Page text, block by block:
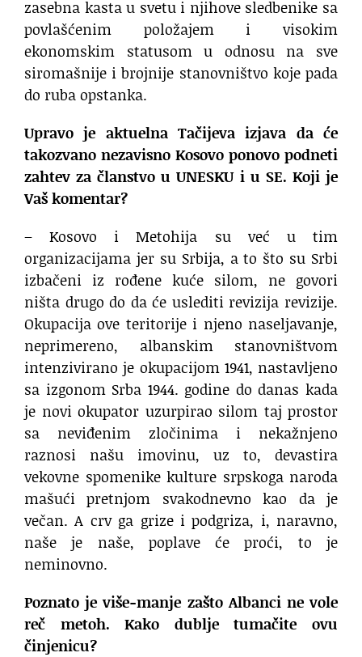
zasebna kasta u svetu i njihove sledbenike sa
povlašćenim položajem i visokim
ekonomskim statusom u odnosu na sve
siromašnije i brojnije stanovništvo koje pada
do ruba opstanka.
Upravo je aktuelna Tačijeva izjava da će
takozvano nezavisno Kosovo ponovo podneti
zahtev za članstvo u UNESKU i u SE. Koji je
Vaš komentar?
– Kosovo i Metohija su već u tim
organizacijama jer su Srbija, a to što su Srbi
izbačeni iz rođene kuće silom, ne govori
ništa drugo do da će uslediti revizija revizije.
Okupacija ove teritorije i njeno naseljavanje,
neprimereno, albanskim stanovništvom
intenzivirano je okupacijom 1941, nastavljeno
sa izgonom Srba 1944. godine do danas kada
je novi okupator uzurpirao silom taj prostor
sa neviđenim zločinima i nekažnjeno
raznosi našu imovinu, uz to, devastira
vekovne spomenike kulture srpskoga naroda
mašući pretnjom svakodnevno kao da je
večan. A crv ga grize i podgriza, i, naravno,
naše je naše, poplave će proći, to je
neminovno.
Poznato je više-manje zašto Albanci ne vole
reč metoh. Kako dublje tumačite ovu
činjenicu?